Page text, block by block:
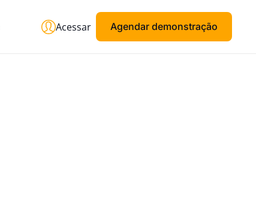
Agendar demonstração
Acessar